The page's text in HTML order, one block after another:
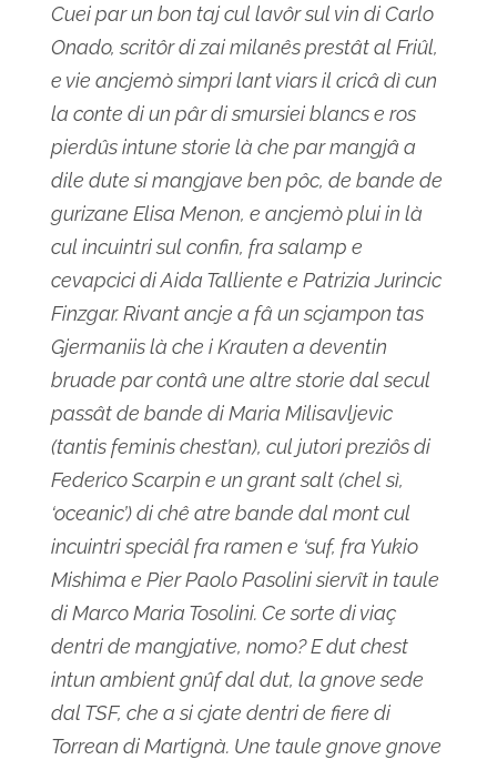
Cuei par un bon taj cul lavôr sul vin di Carlo
Onado, scritôr di zai milanês prestât al Friûl,
e vie ancjemò simpri lant viars il cricâ dì cun
la conte di un pâr di smursiei blancs e ros
pierdûs intune storie là che par mangjâ a
dile dute si mangjave ben pôc, de bande de
gurizane Elisa Menon, e ancjemò plui in là
cul incuintri sul confin, fra salamp e
cevapcici di Aida Talliente e Patrizia Jurincic
Finzgar. Rivant ancje a fâ un scjampon tas
Gjermaniis là che i Krauten a deventin
bruade par contâ une altre storie dal secul
passât de bande di Maria Milisavljevic
(tantis feminis chest’an), cul jutori preziôs di
Federico Scarpin e un grant salt (chel sì,
‘oceanic’) di chê atre bande dal mont cul
incuintri speciâl fra ramen e ‘suf, fra Yukio
Mishima e Pier Paolo Pasolini siervît in taule
di Marco Maria Tosolini. Ce sorte di viaç
dentri de mangjative, nomo? E dut chest
intun ambient gnûf dal dut, la gnove sede
dal TSF, che a si cjate dentri de fiere di
Torrean di Martignà. Une taule gnove gnove